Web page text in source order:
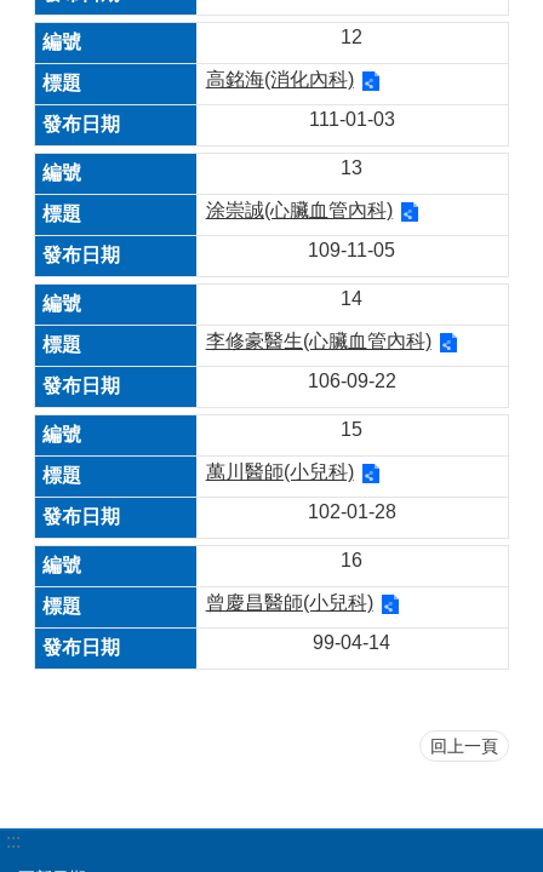
12
高銘海(消化內科)
111-01-03
13
涂崇誠(心臟血管內科)
109-11-05
14
李修豪醫生(心臟血管內科)
106-09-22
15
萬川醫師(小兒科)
102-01-28
16
曾慶昌醫師(小兒科)
99-04-14
回上一頁
:::